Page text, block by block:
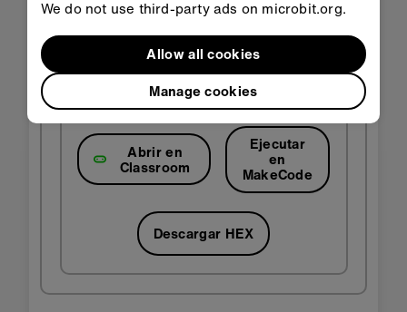
Abrir en
Classroom
Ejecutar
en
MakeCode
Descargar HEX
We do not use third-party ads on microbit.org.
Manage cookies
Allow all cookies